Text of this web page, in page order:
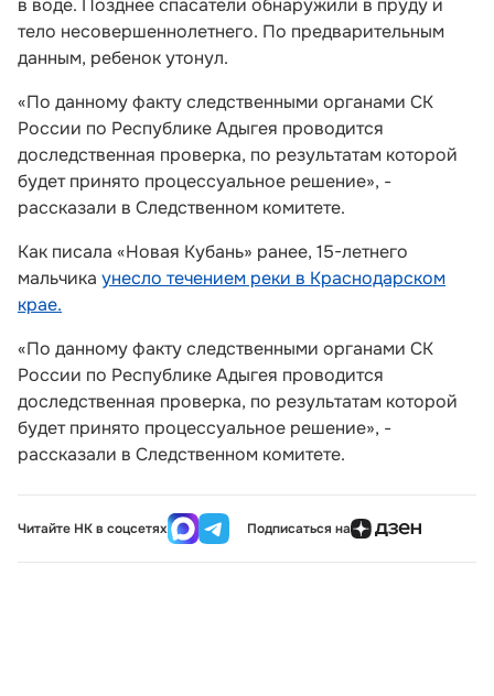
в воде. Позднее спасатели обнаружили в пруду и
тело несовершеннолетнего. По предварительным
данным, ребенок утонул.
«По данному факту следственными органами СК
России по Республике Адыгея проводится
доследственная проверка, по результатам которой
будет принято процессуальное решение», -
рассказали в Следственном комитете.
Как писала «Новая Кубань» ранее, 15-летнего
мальчика унесло течением реки в Краснодарском
крае.
«По данному факту следственными органами СК
России по Республике Адыгея проводится
доследственная проверка, по результатам которой
будет принято процессуальное решение», -
рассказали в Следственном комитете.
Читайте НК в соцсетях Подписаться на